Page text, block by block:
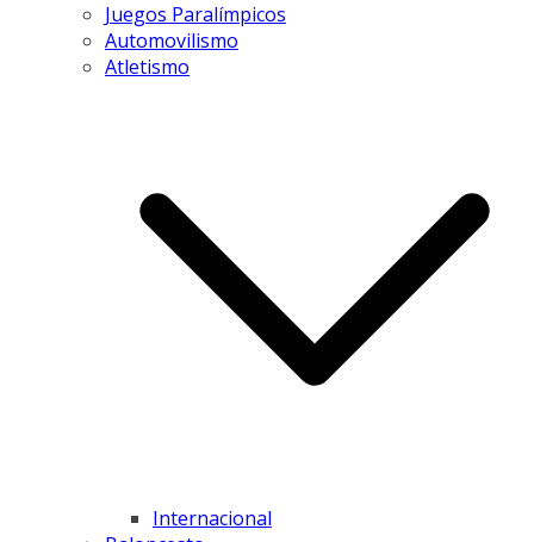
Juegos Paralímpicos
Automovilismo
Atletismo
Internacional